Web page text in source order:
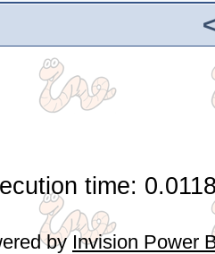
time:
byInvision Power